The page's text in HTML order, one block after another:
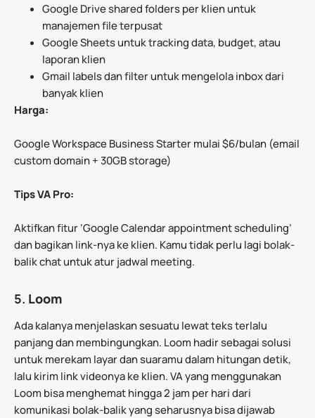
Google Drive shared folders per klien untuk
manajemen file terpusat
Google Sheets untuk tracking data, budget, atau
laporan klien
Gmail labels dan filter untuk mengelola inbox dari
banyak klien
Harga:
Google Workspace Business Starter mulai $6/bulan (email
custom domain + 30GB storage)
Tips VA Pro:
Aktifkan fitur ‘Google Calendar appointment scheduling’
dan bagikan link-nya ke klien. Kamu tidak perlu lagi bolak-
balik chat untuk atur jadwal meeting.
5. Loom
Ada kalanya menjelaskan sesuatu lewat teks terlalu
panjang dan membingungkan. Loom hadir sebagai solusi
untuk merekam layar dan suaramu dalam hitungan detik,
lalu kirim link videonya ke klien. VA yang menggunakan
Loom bisa menghemat hingga 2 jam per hari dari
komunikasi bolak-balik yang seharusnya bisa dijawab